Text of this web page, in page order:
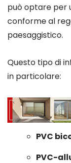
può optare per
conforme al
paesaggistico.
Questo tipo di
in particolare:
PVC
PVC-